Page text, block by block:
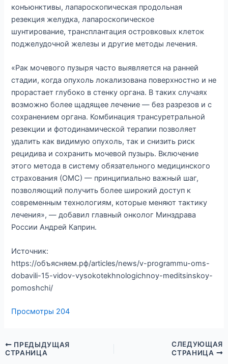
конъюнктивы, лапароскопическая продольная
резекция желудка, лапароскопическое
шунтирование, трансплантация островковых клеток
поджелудочной железы и другие методы лечения.
«Рак мочевого пузыря часто выявляется на ранней
стадии, когда опухоль локализована поверхностно и не
прорастает глубоко в стенку органа. В таких случаях
возможно более щадящее лечение — без разрезов и с
сохранением органа. Комбинация трансуретральной
резекции и фотодинамической терапии позволяет
удалить как видимую опухоль, так и снизить риск
рецидива и сохранить мочевой пузырь. Включение
этого метода в систему обязательного медицинского
страхования (ОМС) — принципиально важный шаг,
позволяющий получить более широкий доступ к
современным технологиям, которые меняют тактику
лечения», — добавил главный онколог Минздрава
России Андрей Каприн.
Источник:
https://объясняем.рф/articles/news/v-programmu-oms-
dobavili-15-vidov-vysokotekhnologichnoy-meditsinskoy-
pomoshchi/
Просмотры 204
ПРЕДЫДУЩАЯ
СТРАНИЦА
СЛЕДУЮЩАЯ
СТРАНИЦА